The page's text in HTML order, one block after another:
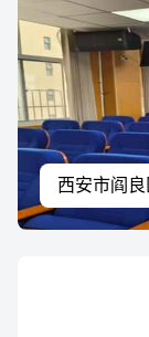
西安市阎
程案例